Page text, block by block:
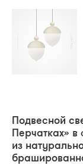
Подвесной
Перчатках»
из